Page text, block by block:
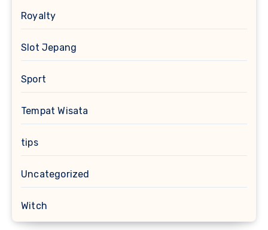
Royalty
Slot Jepang
Sport
Tempat Wisata
tips
Uncategorized
Witch